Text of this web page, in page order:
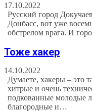
17.10.2022
Русский город
Донбасс, вот уже
обстрелом врага. И
Тоже хакер
14.10.2022
Думаете, хакеры – это
хитрые и очень
подкованные молодые
благородные и…